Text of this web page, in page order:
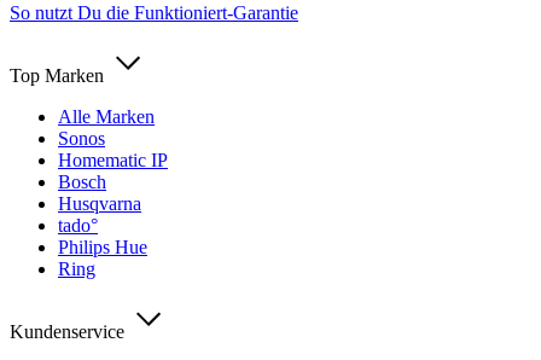
So nutzt Du die Funktioniert-Garantie
Top Marken
Alle Marken
Sonos
Homematic IP
Bosch
Husqvarna
tado°
Philips Hue
Ring
Kundenservice